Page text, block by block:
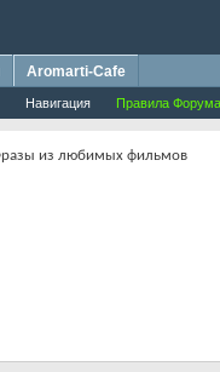
Навигация Правила Форума
Aromarti-Cafe
из любимых фильмов